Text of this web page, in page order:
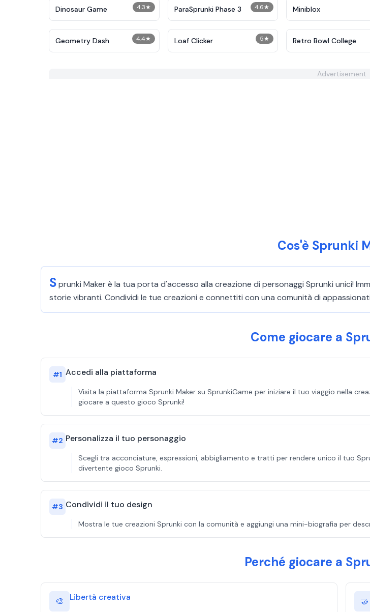
4.3★
Dinosaur Game 4.6★
ParaSprunki Phase 3 Miniblox
4.4★
Geometry Dash 5★
Loaf Clicker Retro Bowl College
Advertisement
Cos'è Sprunki
Sprunki Maker è la tua porta d'accesso alla creazione di personaggi Sprunki unici!
storie vibranti. Condividi le tue creazioni e connettiti con una comunità di
Come giocare a
#1 Accedi alla piattaforma
Visita la piattaforma Sprunki Maker su SprunkiGame per iniziare il tuo viaggio nella
giocare a questo gioco Sprunki!
#2 Personalizza il tuo personaggio
Scegli tra acconciature, espressioni, abbigliamento e tratti per rendere unico il tuo
divertente gioco Sprunki.
#3 Condividi il tuo design
Mostra le tue creazioni Sprunki con la comunità e aggiungi una mini-biografia per
Perché giocare a
🎨 Libertà creativa 🤝